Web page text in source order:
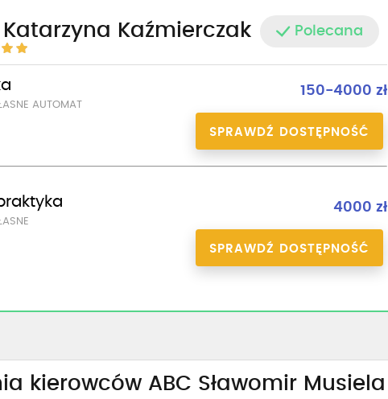
Katarzyna Kaźmierczak Polecana
AUTOMAT
150-4000 zł
SPRAWDŹ DOSTĘPNOŚĆ
4000 zł
SPRAWDŹ DOSTĘPNOŚĆ
kierowców ABC Sławomir Musiela